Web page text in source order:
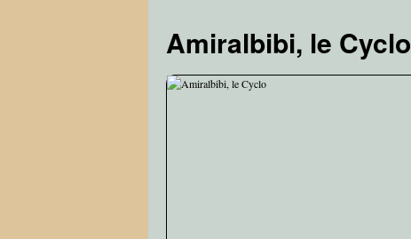
contenu
Amiralbibi, le Cyclo